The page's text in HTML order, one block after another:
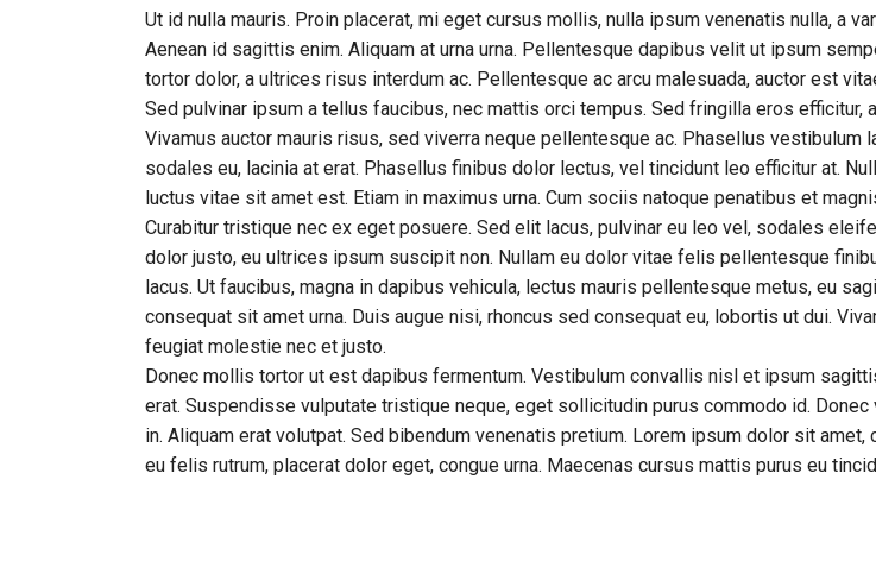
Ut id nulla mauris. Proin placerat, mi eget cursus mollis, nulla ipsum venenatis nulla, a
Aenean id sagittis enim. Aliquam at urna urna. Pellentesque dapibus velit ut ipsum
tortor dolor, a ultrices risus interdum ac. Pellentesque ac arcu malesuada, auctor est
Sed pulvinar ipsum a tellus faucibus, nec mattis orci tempus. Sed fringilla eros efficitur,
Vivamus auctor mauris risus, sed viverra neque pellentesque ac. Phasellus vestibulum
sodales eu, lacinia at erat. Phasellus finibus dolor lectus, vel tincidunt leo efficitur at.
luctus vitae sit amet est. Etiam in maximus urna. Cum sociis natoque penatibus et
Curabitur tristique nec ex eget posuere. Sed elit lacus, pulvinar eu leo vel, sodales
dolor justo, eu ultrices ipsum suscipit non. Nullam eu dolor vitae felis pellentesque
lacus. Ut faucibus, magna in dapibus vehicula, lectus mauris pellentesque metus, eu
consequat sit amet urna. Duis augue nisi, rhoncus sed consequat eu, lobortis ut dui.
feugiat molestie nec et justo.
Donec mollis tortor ut est dapibus fermentum. Vestibulum convallis nisl et ipsum
erat. Suspendisse vulputate tristique neque, eget sollicitudin purus commodo id.
in. Aliquam erat volutpat. Sed bibendum venenatis pretium. Lorem ipsum dolor sit
eu felis rutrum, placerat dolor eget, congue urna. Maecenas cursus mattis purus eu